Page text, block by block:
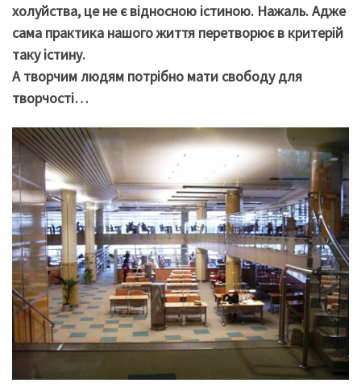
холуйства, це не є відносною істиною. Нажаль. Адже
сама практика нашого життя перетворює в критерій
таку істину.
А творчим людям потрібно мати свободу для
творчості…